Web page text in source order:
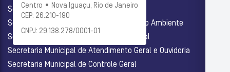
Centro • Nova Iguaçu, Rio de Janeiro
CEP: 26.210-190
CNPJ: 29.138.278/0001-01
Secretaria Municipal de Administração
Secretaria Municipal de Agricultura e Meio Ambiente
Secretaria Municipal de Assistência Social
Secretaria Municipal de Atendimento Geral e Ouvidoria
Secretaria Municipal de Controle Geral